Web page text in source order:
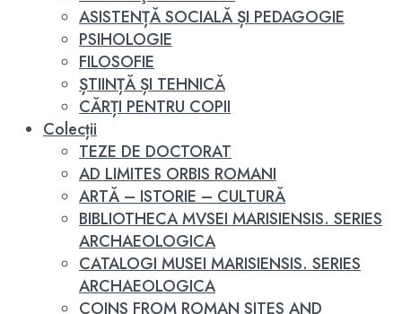
ASISTENȚĂ SOCIALĂ ȘI PEDAGOGIE
PSIHOLOGIE
FILOSOFIE
ȘTIINȚĂ ȘI TEHNICĂ
CĂRȚI PENTRU COPII
Colecții
TEZE DE DOCTORAT
AD LIMITES ORBIS ROMANI
ARTĂ – ISTORIE – CULTURĂ
BIBLIOTHECA MVSEI MARISIENSIS. SERIES
ARCHAEOLOGICA
CATALOGI MUSEI MARISIENSIS. SERIES
ARCHAEOLOGICA
COINS FROM ROMAN SITES AND